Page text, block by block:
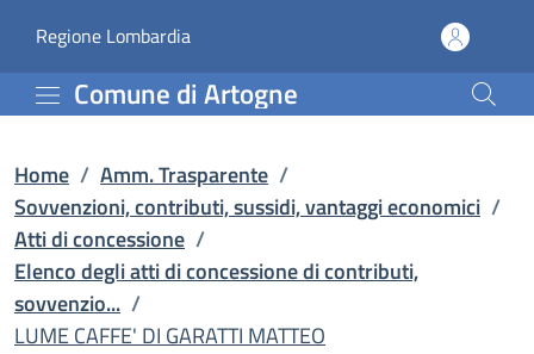
LUME CAFFE' DI
Regione Lombardia(apre in un'altra scheda).
Comune di Artogne
Home / Amm. Trasparente /
Sovvenzioni, contributi, sussidi, vantaggi economici /
Atti di concessione /
Elenco degli atti di concessione di contributi,
sovvenzio... /
LUME CAFFE' DI GARATTI MATTEO